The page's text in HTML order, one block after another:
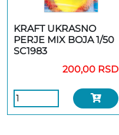
KRAFT UKRASNO
PERJE MIX BOJA 1/50
SC1983
200,00 RSD